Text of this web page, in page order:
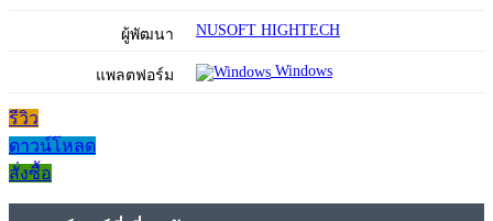
ผู้พัฒนา NUSOFT HIGHTECH
แพลตฟอร์ม Windows
รีวิว
ดาวน์โหลด
สั่งซื้อ